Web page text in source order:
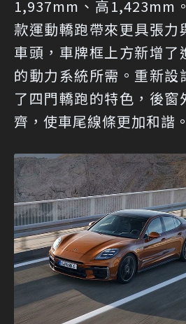
1,937mm、高1,423mm
款運動轎跑帶來更具張力
車頭，車牌框上方新增了
的動力系統所需。重新設
了四門轎跑的特色，後窗
齊，使車尾線條更加和諧。